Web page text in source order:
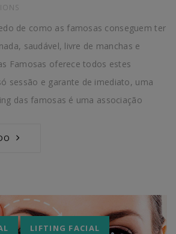
de como as famosas conseguem ter
saudável, livre de manchas e
Famosas oferece todos estes
sessão e garante de imediato, uma
das famosas é uma associação
LIFTING FACIAL